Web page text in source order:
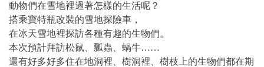
動物們在雪地裡過著怎樣的生活呢？
搭乘寶特瓶改裝的雪地探險車，
在冰天雪地裡探訪各種有趣的生物們。
本次預計拜訪松鼠、瓢蟲、蝸牛……
還有好多好多住在地洞裡、樹洞裡、樹枝上的生物們都在期